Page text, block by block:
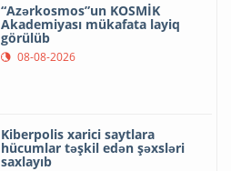
“Azərkosmos”un KOSMİK
Akademiyası mükafata layiq
görülüb
08-08-2026
Kiberpolis xarici saytlara
hücumlar təşkil edən şəxsləri
saxlayıb